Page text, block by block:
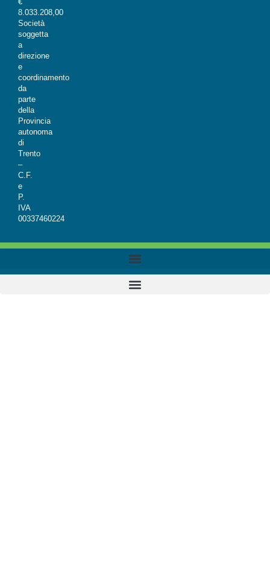
8.033.208,00
Società
soggetta
a
direzione
e
coordinamento
da
parte
della
Provincia
autonoma
di
Trento
–
C.F.
e
P.
IVA
00337460224